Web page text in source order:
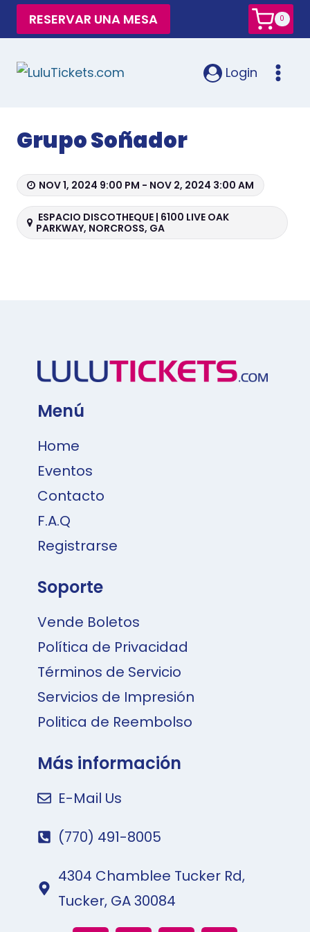
RESERVAR UNA MESA 0
Login
Grupo Soñador
NOV 1, 2024 9:00 PM - NOV 2, 2024 3:00 AM
ESPACIO DISCOTHEQUE | 6100 LIVE OAK
PARKWAY, NORCROSS, GA
Menú
Home
Eventos
Contacto
F.A.Q
Registrarse
Soporte
Vende Boletos
Política de Privacidad
Términos de Servicio
Servicios de Impresión
Politica de Reembolso
Más información
E-Mail Us
(770) 491-8005
4304 Chamblee Tucker Rd,
Tucker, GA 30084